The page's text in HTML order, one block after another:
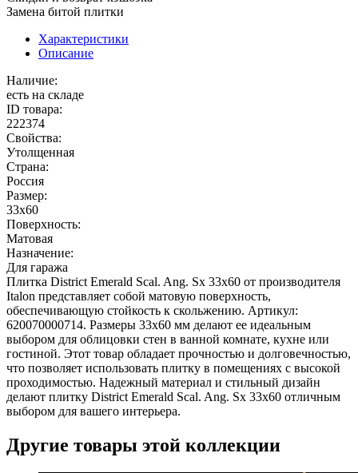
Замена битой плитки
Характеристики
Описание
Наличие:
есть на складе
ID товара:
222374
Свойства:
Утолщенная
Страна:
Россия
Размер:
33x60
Поверхность:
Матовая
Назначение:
Для гаража
Плитка District Emerald Scal. Ang. Sx 33x60 от производителя
Italon представляет собой матовую поверхность,
обеспечивающую стойкость к скольжению. Артикул:
620070000714. Размеры 33x60 мм делают ее идеальным
выбором для облицовки стен в ванной комнате, кухне или
гостиной. Этот товар обладает прочностью и долговечностью,
что позволяет использовать плитку в помещениях с высокой
проходимостью. Надежный материал и стильный дизайн
делают плитку District Emerald Scal. Ang. Sx 33x60 отличным
выбором для вашего интерьера.
Другие товары этой коллекции